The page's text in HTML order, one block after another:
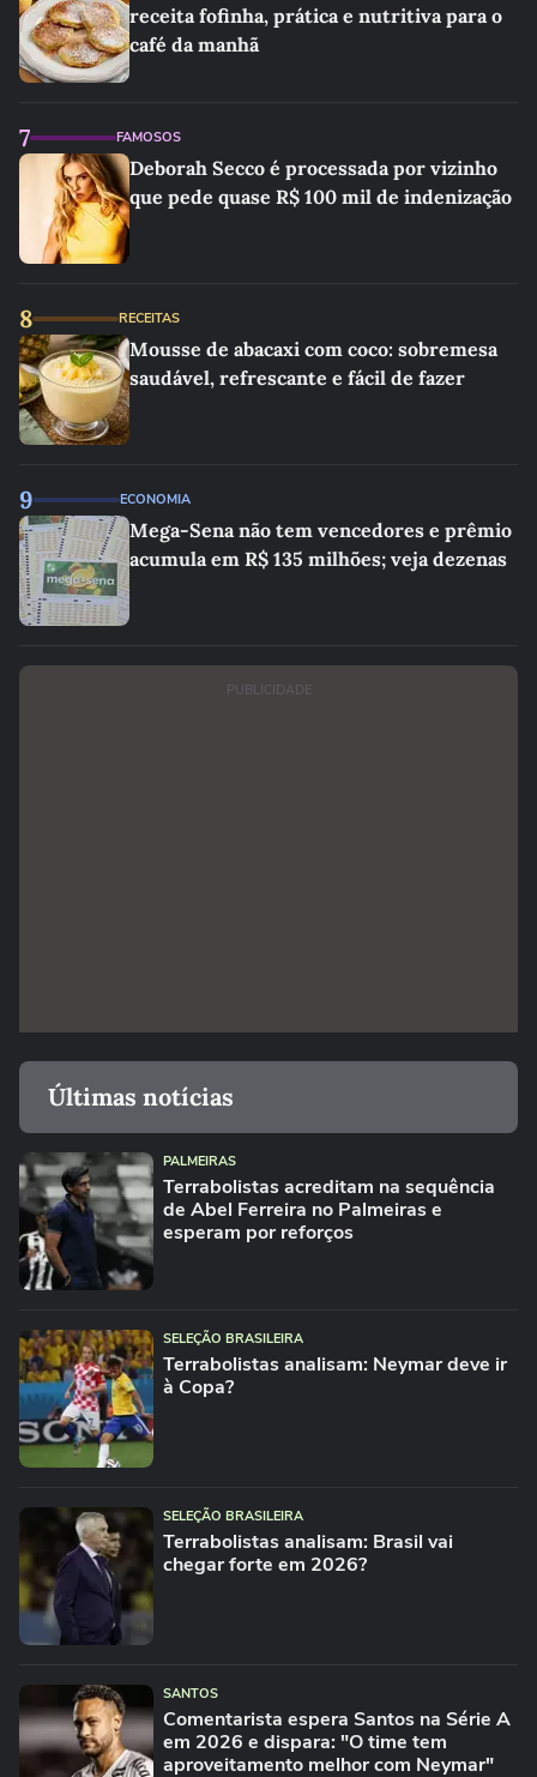
receita fofinha, prática e nutritiva para o
café da manhã
7 FAMOSOS
Deborah Secco é processada por vizinho
que pede quase R$ 100 mil de indenização
8 RECEITAS
Mousse de abacaxi com coco: sobremesa
saudável, refrescante e fácil de fazer
9 ECONOMIA
Mega-Sena não tem vencedores e prêmio
acumula em R$ 135 milhões; veja dezenas
PUBLICIDADE
Últimas notícias
PALMEIRAS
Terrabolistas acreditam na sequência
de Abel Ferreira no Palmeiras e
esperam por reforços
SELEÇÃO BRASILEIRA
Terrabolistas analisam: Neymar deve ir
à Copa?
SELEÇÃO BRASILEIRA
Terrabolistas analisam: Brasil vai
chegar forte em 2026?
SANTOS
Comentarista espera Santos na Série A
em 2026 e dispara: "O time tem
aproveitamento melhor com Neymar"